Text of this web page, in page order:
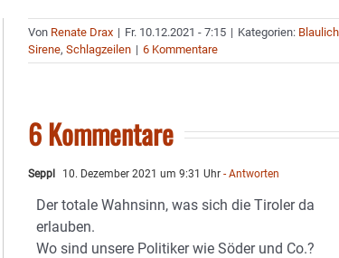
Von Renate Drax | Fr. 10.12.2021 - 7:15 | Kategorien:
Sirene,Schlagzeilen | 6 Kommentare
6 Kommentare
Seppl 10. Dezember 2021 um 9:31 Uhr - Antworten
Der totale Wahnsinn, was sich die Tiroler da
erlauben.
Wo sind unsere Politiker wie Söder und Co.?